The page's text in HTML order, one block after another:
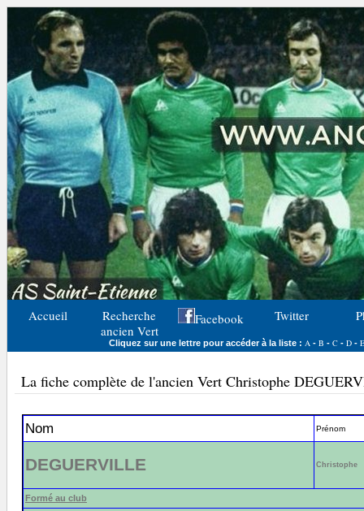
Accueil
Recherche
ancien Vert
Facebook Twitter
Cliquez sur une lettre pour accéder à la liste : A - B - C- D- E
La fiche complète de l'ancien Vert Christophe
Nom Prénom
DEGUERVILLE Christophe
Formé au club